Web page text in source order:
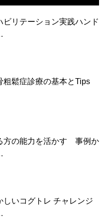
ビリテーション実践ハンド
粗鬆症診療の基本とTips
方の能力を活かす 事例か
しいコグトレ チャレンジ